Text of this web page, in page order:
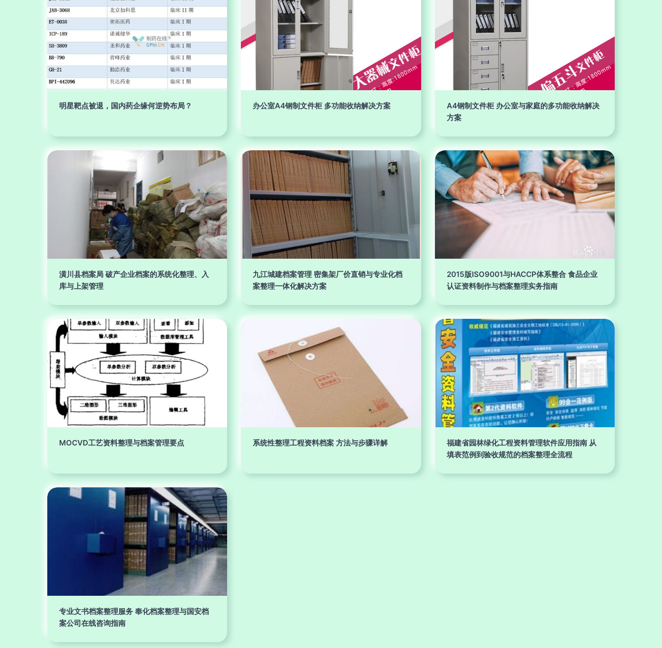
明星靶点被退，国内药企缘何逆势布局？ 办公室A4钢制文件柜 多功能收纳解决方案
A4钢制文件柜 办公室与家庭的多功能收纳解决
方案
潢川县档案局 破产企业档案的系统化整理、入
库与上架管理
九江城建档案管理 密集架厂价直销与专业化档
案整理一体化解决方案
2015版ISO9001与HACCP体系整合 食品企业
认证资料制作与档案整理实务指南
MOCVD工艺资料整理与档案管理要点 系统性整理工程资料档案 方法与步骤详解
福建省园林绿化工程资料管理软件应用指南 从
填表范例到验收规范的档案整理全流程
专业文书档案整理服务 奉化档案整理与国安档
案公司在线咨询指南